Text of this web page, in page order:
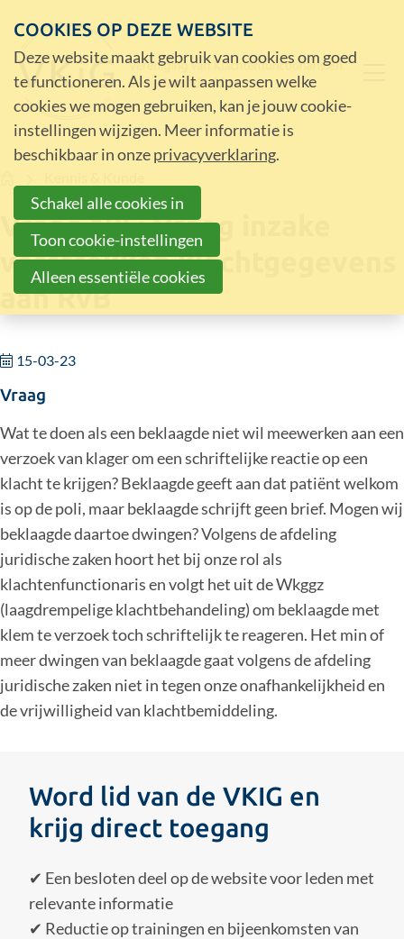
Vraag 195: Vraag inzake
verstrekken klachtgegevens
aan RvB
15-03-23
Vraag
Wat te doen als een beklaagde niet wil meewerken aan een
verzoek van klager om een schriftelijke reactie op een
klacht te krijgen? Beklaagde geeft aan dat patiënt welkom
is op de poli, maar beklaagde schrijft geen brief. Mogen wij
beklaagde daartoe dwingen? Volgens de afdeling
juridische zaken hoort het bij onze rol als
klachtenfunctionaris en volgt het uit de Wkggz
(laagdrempelige klachtbehandeling) om beklaagde met
klem te verzoek toch schriftelijk te reageren. Het min of
meer dwingen van beklaagde gaat volgens de afdeling
juridische zaken niet in tegen onze onafhankelijkheid en
de vrijwilligheid van klachtbemiddeling.
Word lid van de VKIG en
krijg direct toegang
✔ Een besloten deel op de website voor leden met
relevante informatie
✔ Reductie op trainingen en bijeenkomsten van
COOKIES OP DEZE WEBSITE
Deze website maakt gebruik van cookies om goed
te functioneren. Als je wilt aanpassen welke
cookies we mogen gebruiken, kan je jouw cookie-
instellingen wijzigen. Meer informatie is
beschikbaar in onzeprivacyverklaring.
Schakel alle cookies in
Toon cookie-instellingen
Alleen essentiële cookies